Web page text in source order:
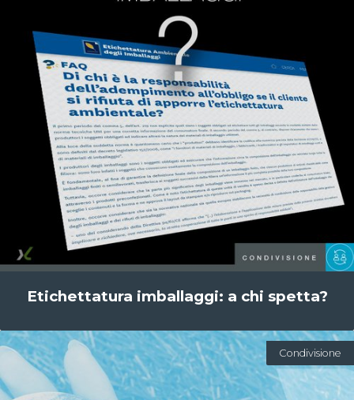
Etichettatura imballaggi: a chi spetta?
Condivisione